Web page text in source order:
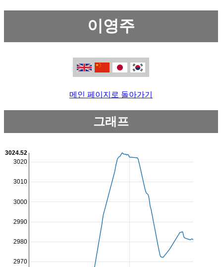
이영주
메인 페이지로 돌아가기
그래프
2970
2980
2990
3000
3010
3020
3024.52